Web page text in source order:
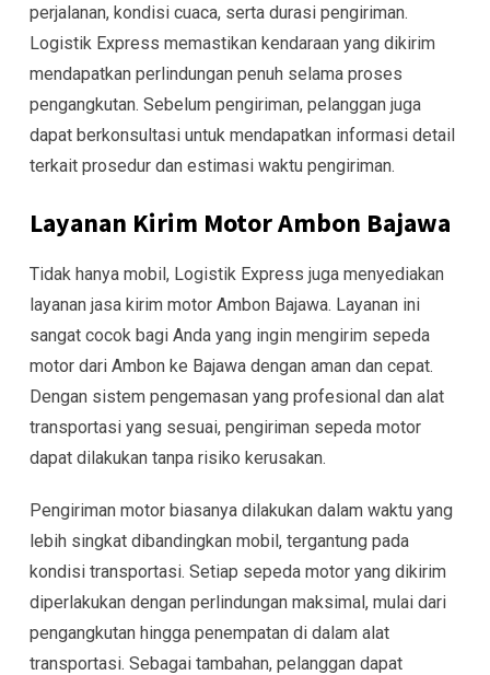
perjalanan, kondisi cuaca, serta durasi pengiriman.
Logistik Express memastikan kendaraan yang dikirim
mendapatkan perlindungan penuh selama proses
pengangkutan. Sebelum pengiriman, pelanggan juga
dapat berkonsultasi untuk mendapatkan informasi detail
terkait prosedur dan estimasi waktu pengiriman.
Layanan Kirim Motor Ambon Bajawa
Tidak hanya mobil, Logistik Express juga menyediakan
layanan jasa kirim motor Ambon Bajawa. Layanan ini
sangat cocok bagi Anda yang ingin mengirim sepeda
motor dari Ambon ke Bajawa dengan aman dan cepat.
Dengan sistem pengemasan yang profesional dan alat
transportasi yang sesuai, pengiriman sepeda motor
dapat dilakukan tanpa risiko kerusakan.
Pengiriman motor biasanya dilakukan dalam waktu yang
lebih singkat dibandingkan mobil, tergantung pada
kondisi transportasi. Setiap sepeda motor yang dikirim
diperlakukan dengan perlindungan maksimal, mulai dari
pengangkutan hingga penempatan di dalam alat
transportasi. Sebagai tambahan, pelanggan dapat